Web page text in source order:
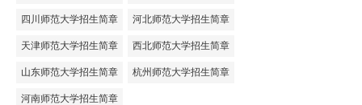
四川师范大学招生简章 河北师范大学招生简章
天津师范大学招生简章 西北师范大学招生简章
山东师范大学招生简章 杭州师范大学招生简章
河南师范大学招生简章